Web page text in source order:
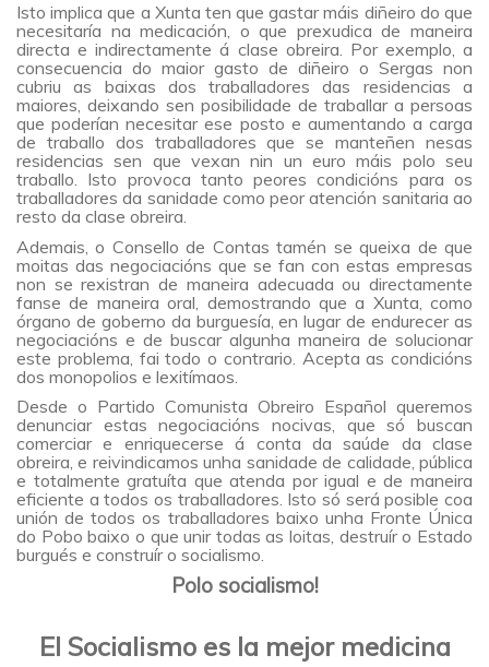
Isto implica que a Xunta ten que gastar máis diñeiro do que
necesitaría na medicación, o que prexudica de maneira
directa e indirectamente á clase obreira. Por exemplo, a
consecuencia do maior gasto de diñeiro o Sergas non
cubriu as baixas dos traballadores das residencias a
maiores, deixando sen posibilidade de traballar a persoas
que poderían necesitar ese posto e aumentando a carga
de traballo dos traballadores que se manteñen nesas
residencias sen que vexan nin un euro máis polo seu
traballo. Isto provoca tanto peores condicións para os
traballadores da sanidade como peor atención sanitaria ao
resto da clase obreira.
Ademais, o Consello de Contas tamén se queixa de que
moitas das negociacións que se fan con estas empresas
non se rexistran de maneira adecuada ou directamente
fanse de maneira oral, demostrando que a Xunta, como
órgano de goberno da burguesía, en lugar de endurecer as
negociacións e de buscar algunha maneira de solucionar
este problema, fai todo o contrario. Acepta as condicións
dos monopolios e lexitímaos.
Desde o Partido Comunista Obreiro Español queremos
denunciar estas negociacións nocivas, que só buscan
comerciar e enriquecerse á conta da saúde da clase
obreira, e reivindicamos unha sanidade de calidade, pública
e totalmente gratuíta que atenda por igual e de maneira
eficiente a todos os traballadores. Isto só será posible coa
unión de todos os traballadores baixo unha Fronte Única
do Pobo baixo o que unir todas as loitas, destruír o Estado
burgués e construír o socialismo.
Polo socialismo!
El Socialismo es la mejor medicina